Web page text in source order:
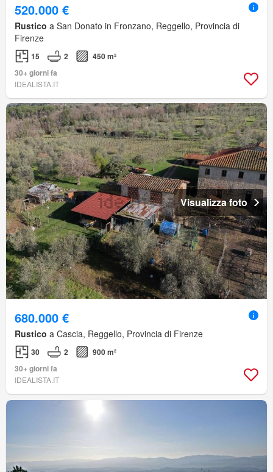
520.000 €
Rustico a San Donato in Fronzano, Reggello, Provincia di
Firenze
15 2
450 m²
30+ giorni fa
IDEALISTA.IT
Visualizza foto
680.000 €
Rustico a Cascia, Reggello, Provincia di Firenze
30 2
900 m²
30+ giorni fa
IDEALISTA.IT